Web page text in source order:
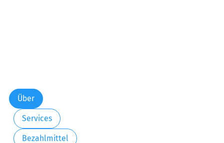
Über
Services
Bezahlmittel